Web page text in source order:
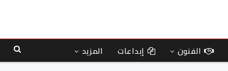
الفنون إبداعات المزيد